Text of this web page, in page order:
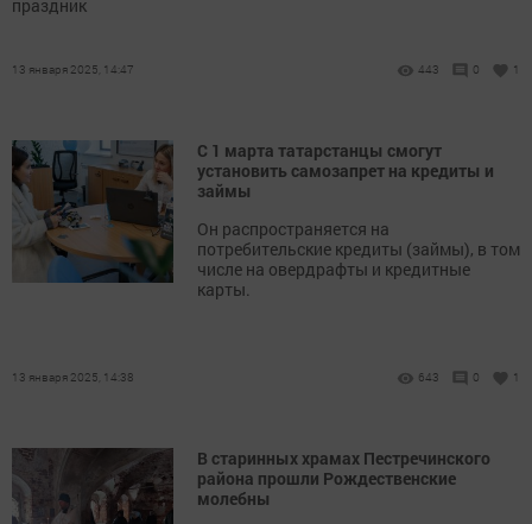
праздник
13 января 2025, 14:47 443 0 1
С 1 марта татарстанцы смогут
установить самозапрет на кредиты и
займы
Он распространяется на
потребительские кредиты (займы), в том
числе на овердрафты и кредитные
карты.
13 января 2025, 14:38 643 0 1
В старинных храмах Пестречинского
района прошли Рождественские
молебны